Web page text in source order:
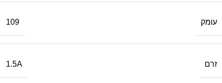
עומק 109
זרם 1.5A